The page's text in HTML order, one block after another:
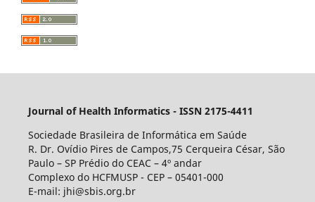
Journal of Health Informatics - ISSN 2175-4411
Sociedade Brasileira de Informática em Saúde
R. Dr. Ovídio Pires de Campos,75 Cerqueira César, São
Paulo – SP Prédio do CEAC – 4º andar
Complexo do HCFMUSP - CEP – 05401-000
E-mail: jhi@sbis.org.br